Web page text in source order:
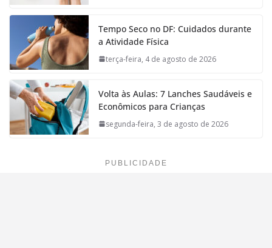
Tempo Seco no DF: Cuidados durante
a Atividade Física
terça-feira, 4 de agosto de 2026
Volta às Aulas: 7 Lanches Saudáveis e
Econômicos para Crianças
segunda-feira, 3 de agosto de 2026
PUBLICIDADE